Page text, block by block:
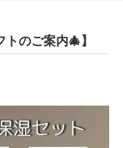
トのご案内🎄】